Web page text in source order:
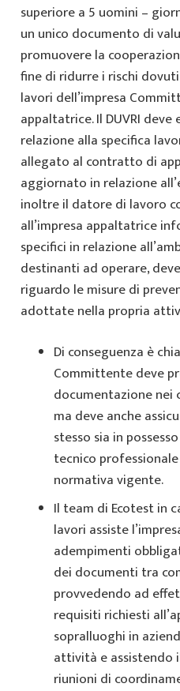
superiore a 5 uomini –
un unico documento di
promuovere la
fine di ridurre i rischi
lavori dell’impresa
appaltatrice. Il DUVRI
relazione alla specifica
allegato al contratto di
aggiornato in relazione
inoltre il datore di lavoro
all’impresa appaltatrice
specifici in relazione
destinanti ad operare,
riguardo le misure di
adottate nella propria
Di conseguenza è
Committente deve
documentazione
ma deve anche
stesso sia in
tecnico
normativa vigente.
Il team di Ecotest in
lavori assiste
adempimenti
dei documenti tra
provvedendo ad
requisiti richiesti
sopralluoghi in
attività e assistendo
riunioni di